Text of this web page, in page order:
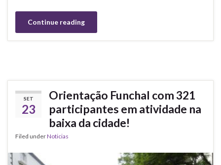
Continue reading
SET
23
Orientação Funchal com 321
participantes em atividade na
baixa da cidade!
Filed underNoticias